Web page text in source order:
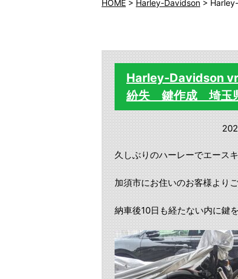
HOME > Harley-Davidson >
Harley-Davidson
紛失 鍵作成 埼玉
久しぶりのハーレーでエース
加須市にお住いのお客様よりご
納車後10日も経たない内に鍵